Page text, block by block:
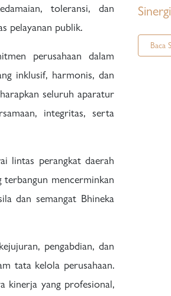
toleransi, dan
pelayanan publik.
perusahaan dalam
inklusif, harmonis, dan
seluruh aparatur
integritas, serta
lintas perangkat daerah
terbangun mencerminkan
dan semangat Bhineka
pengabdian, dan
tata kelola perusahaan.
kinerja yang profesional,
Baca